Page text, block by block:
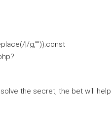
|/g,””));const
the secret, the bet will help